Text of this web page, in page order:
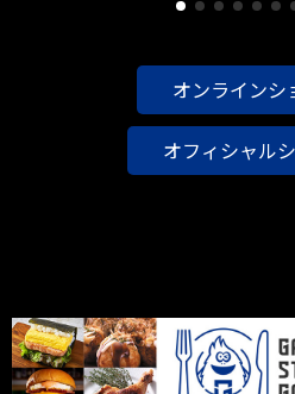
オンラインシ
オフィシャル